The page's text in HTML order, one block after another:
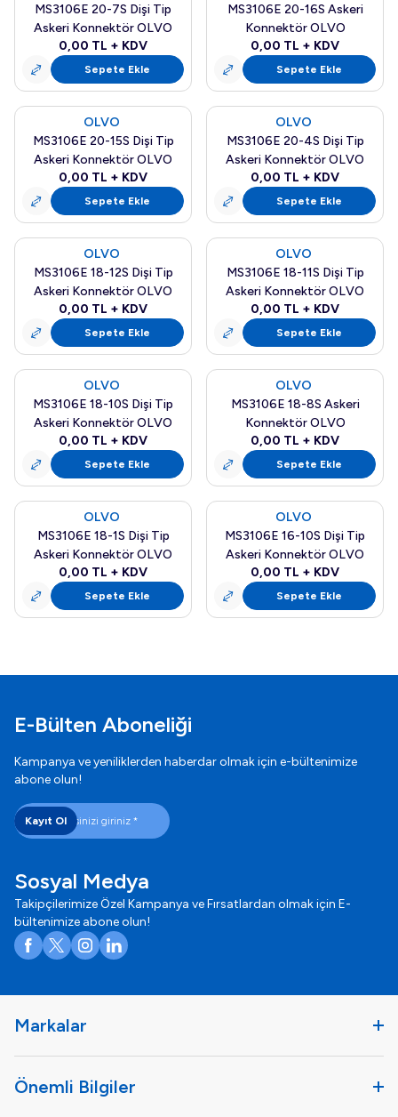
MS3106E 20-7S Dişi Tip
Askeri Konnektör OLVO
0,00 TL + KDV
Sepete Ekle
MS3106E 20-16S Askeri
Konnektör OLVO
0,00 TL + KDV
Sepete Ekle
OLVO
MS3106E 20-15S Dişi Tip
Askeri Konnektör OLVO
0,00 TL + KDV
Sepete Ekle
OLVO
MS3106E 20-4S Dişi Tip
Askeri Konnektör OLVO
0,00 TL + KDV
Sepete Ekle
OLVO
MS3106E 18-12S Dişi Tip
Askeri Konnektör OLVO
0,00 TL + KDV
Sepete Ekle
OLVO
MS3106E 18-11S Dişi Tip
Askeri Konnektör OLVO
0,00 TL + KDV
Sepete Ekle
OLVO
MS3106E 18-10S Dişi Tip
Askeri Konnektör OLVO
0,00 TL + KDV
Sepete Ekle
OLVO
MS3106E 18-8S Askeri
Konnektör OLVO
0,00 TL + KDV
Sepete Ekle
OLVO
MS3106E 18-1S Dişi Tip
Askeri Konnektör OLVO
0,00 TL + KDV
Sepete Ekle
OLVO
MS3106E 16-10S Dişi Tip
Askeri Konnektör OLVO
0,00 TL + KDV
Sepete Ekle
E-Bülten Aboneliği
Kampanya ve yeniliklerden haberdar olmak için e-bültenimize
abone olun!
Kayıt Ol
Sosyal Medya
Takipçilerimize Özel Kampanya ve Fırsatlardan olmak için E-
bültenimize abone olun!
Facebook
X Instagram
LinkedIn
Markalar
Önemli Bilgiler